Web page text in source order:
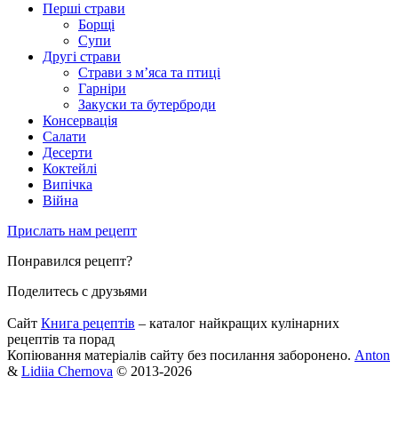
Перші страви
Борщі
Супи
Другі страви
Страви з м’яса та птиці
Гарніри
Закуски та бутерброди
Консервація
Салати
Десерти
Коктейлі
Випічка
Війна
Прислать нам рецепт
Понравился рецепт?
Поделитесь с друзьями
Сайт Книга рецептів – каталог найкращих кулінарних
рецептів та порад
Копіювання матеріалів сайту без посилання заборонено. Anton
& Lidiia Chernova © 2013-2026